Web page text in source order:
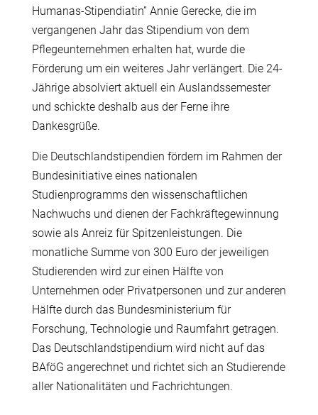
Humanas-Stipendiatin” Annie Gerecke, die im
vergangenen Jahr das Stipendium von dem
Pflegeunternehmen erhalten hat, wurde die
Förderung um ein weiteres Jahr verlängert. Die 24-
Jährige absolviert aktuell ein Auslandssemester
und schickte deshalb aus der Ferne ihre
Dankesgrüße.
Die Deutschlandstipendien fördern im Rahmen der
Bundesinitiative eines nationalen
Studienprogramms den wissenschaftlichen
Nachwuchs und dienen der Fachkräftegewinnung
sowie als Anreiz für Spitzenleistungen. Die
monatliche Summe von 300 Euro der jeweiligen
Studierenden wird zur einen Hälfte von
Unternehmen oder Privatpersonen und zur anderen
Hälfte durch das Bundesministerium für
Forschung, Technologie und Raumfahrtgetragen.
Das Deutschlandstipendium wird nicht auf das
BAföG angerechnet und richtet sich an Studierende
aller Nationalitäten und Fachrichtungen.